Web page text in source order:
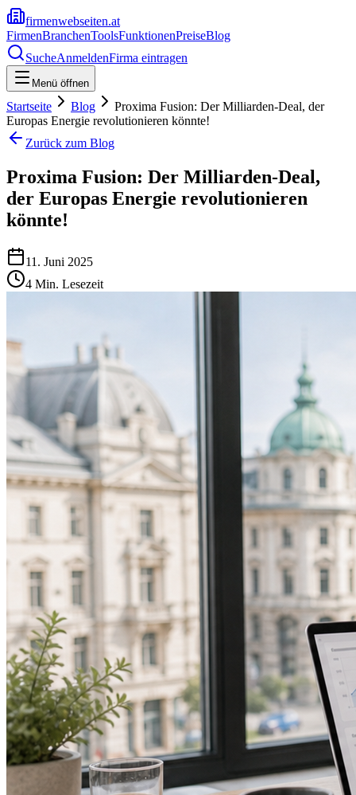
firmenwebseiten.at
FirmenBranchenToolsFunktionenPreiseBlog
SucheAnmeldenFirma eintragen
Menü öffnen
Startseite Blog
Proxima Fusion: Der Milliarden-Deal, der
Europas Energie revolutionieren könnte!
Zurück zum Blog
Proxima Fusion: Der Milliarden-Deal,
der Europas Energie revolutionieren
könnte!
11. Juni 2025
4 Min. Lesezeit